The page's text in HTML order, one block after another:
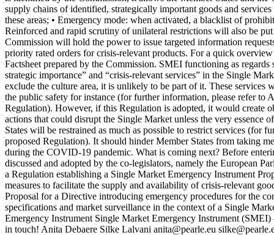
supply chains of identified, strategically important goods and
these areas; • Emergency mode: when activated, a blacklist of
Reinforced and rapid scrutiny of unilateral restrictions will also be
Commission will hold the power to issue targeted information
priority rated orders for crisis-relevant products. For a quick
Factsheet prepared by the Commission. SMEI functioning as
strategic importance” and “crisis-relevant services” in the Single
exclude the culture area, it is unlikely to be part of it. These
the public safety for instance (for further information, please refer to
Regulation). However, if this Regulation is adopted, it would create
actions that could disrupt the Single Market unless the very essence
States will be restrained as much as possible to restrict services (for
proposed Regulation). It should hinder Member States from taking
during the COVID-19 pandemic. What is coming next? Before
discussed and adopted by the co-legislators, namely the European
a Regulation establishing a Single Market Emergency Instrument
measures to facilitate the supply and availability of crisis-relevant
Proposal for a Directive introducing emergency procedures for the
specifications and market surveillance in the context of a Single
Emergency Instrument Single Market Emergency Instrument
in touch! Anita Debaere Silke Lalvani anita@pearle.eu